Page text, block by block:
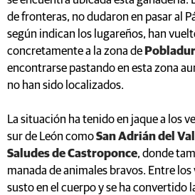
de fronteras, no dudaron en pasar al
según indican los lugareños, han
concretamente a la zona de
encontrarse pastando en esta zona
no han sido localizados.
La situación ha tenido en jaque a los
sur de León comoSan Adrián del
Saludes de Castroponce, donde
manada de animales bravos. Entre
susto en el cuerpo y se ha convertido